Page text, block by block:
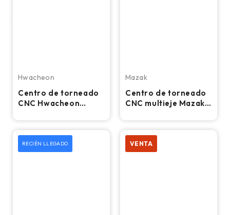
Hwacheon
Centro de torneado
CNC Hwacheon
Mazak
Centro de torneado
CNC multieje Mazak
RECIÉN LLEGADO VENTA